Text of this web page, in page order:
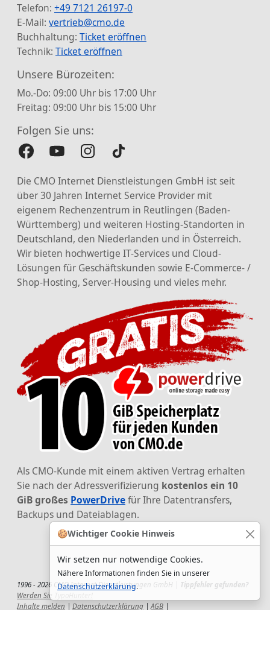
🍪Wichtiger Cookie Hinweis
Wir setzen nur notwendige Cookies.
Nähere Informationen finden Sie in unserer
Datenschutzerklärung.
Telefon: +49 7121 26197-0
E-Mail: vertrieb@cmo.de
Buchhaltung: Ticket eröffnen
Technik: Ticket eröffnen
Unsere Bürozeiten:
Mo.-Do: 09:00 Uhr bis 17:00 Uhr
Freitag: 09:00 Uhr bis 15:00 Uhr
Folgen Sie uns:
Die CMO Internet Dienstleistungen GmbH ist seit
über 30 Jahren Internet Service Provider mit
eigenem Rechenzentrum in Reutlingen (Baden-
Württemberg) und weiteren Hosting-Standorten in
Deutschland, den Niederlanden und in Österreich.
Wir bieten hochwertige IT-Services und Cloud-
Lösungen für Geschäftskunden sowie E-Commerce- /
Shop-Hosting, Server-Housing und vieles mehr.
Als CMO-Kunde mit einem aktiven Vertrag erhalten
Sie nach der Adressverifizierung kostenlos ein 10
GiB großes PowerDrivefür Ihre Datentransfers,
Backups und Dateiablagen.
1996 - 2026 CMO Internet Dienstleistungen GmbH | Tippfehler gefunden?
Werden Sie TypoHunter!
Inhalte melden
Datenschutzerklärung AGB